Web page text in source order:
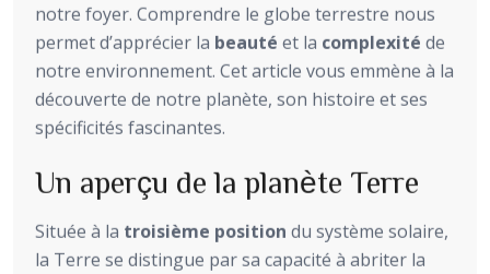
notre foyer. Comprendre le globe terrestre nous
permet d’apprécier la beauté et la complexité de
notre environnement. Cet article vous emmène à la
découverte de notre planète, son histoire et ses
spécificités fascinantes.
Un aperçu de la planète Terre
Située à la troisième position du système solaire,
la Terre se distingue par sa capacité à abriter la